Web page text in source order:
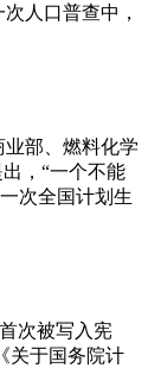
人口普查中，
部、燃料化学
，“一个不能
次全国计划生
次被写入宪
关于国务院计